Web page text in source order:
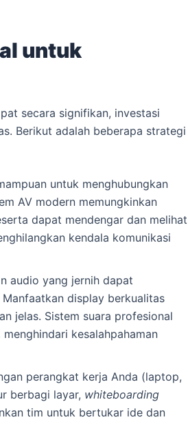
untuk
secara signifikan, investasi
Berikut adalah beberapa strategi
untuk menghubungkan
AV modern memungkinkan
dapat mendengar dan melihat
kendala komunikasi
audio yang jernih dapat
display berkualitas
jelas. Sistem suara profesional
kesalahpahaman
perangkat kerja Anda (laptop,
berbagi layar, whiteboarding
tim untuk bertukar ide dan